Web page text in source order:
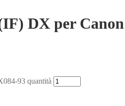
DX per
93 quantità